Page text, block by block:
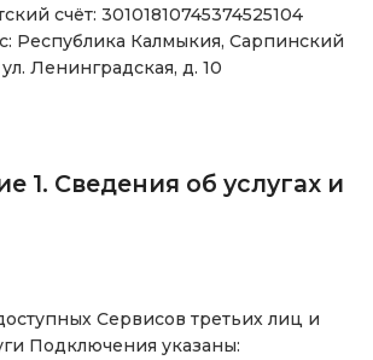
счёт: 30101810745374525104
Республика Калмыкия, Сарпинский
Ленинградская, д. 10
1. Сведения об услугах и
Сервисов третьих лиц и
Подключения указаны: